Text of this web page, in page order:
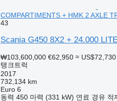
COMPARTIMENTS + HMK 2 AXLE
43
Scania G450 8X2 + 24.000
₩103,600,000 €62,950 ≈ US$72,730
탱크트럭
2017
732,134 km
Euro 6
동력 450 마력 (331 kW) 연료 경유 적